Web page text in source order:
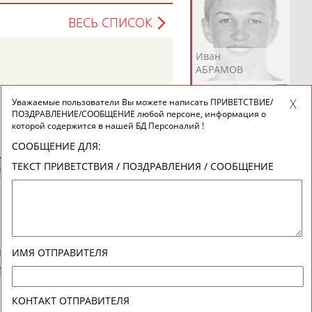
Иван
АБРАМОВ
АБРАМОВА
Ирина
АБРАМОВА
АБРАМОВА
Иракли
АБРАМЯН
Осеп
АБРАМЯН
АБРАРОВ
ВЕСЬ СПИСОК
Уважаемые пользователи Вы можете написать ПРИВЕТСТВИЕ/
ПОЗДРАВЛЕНИЕ/СООБЩЕНИЕ любой персоне, информация о
которой содержится в нашей БД Персоналий !
СООБЩЕНИЕ ДЛЯ:
ТЕКСТ ПРИВЕТСТВИЯ / ПОЗДРАВЛЕНИЯ / СООБЩЕНИЕ
ИМЯ ОТПРАВИТЕЛЯ
КОНТАКТ ОТПРАВИТЕЛЯ